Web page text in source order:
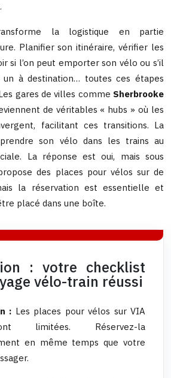
la logistique en partie
Planifier son itinéraire, vérifier les
si l’on peut emporter son vélo ou s’il
à destination… toutes ces étapes
gares de villes comme Sherbrooke
de véritables « hubs » où les
facilitant ces transitions. La
son vélo dans les trains au
La réponse est oui, mais sous
des places pour vélos sur de
la réservation est essentielle et
placé dans une boîte.
: votre checklist
vélo-train réussi
: Les places pour vélos sur VIA
limitées. Réservez-la
en même temps que votre